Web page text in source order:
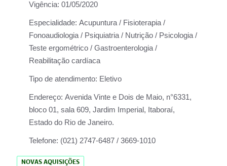
Vigência: 01/05/2020
Especialidade: Acupuntura / Fisioterapia /
Fonoaudiologia / Psiquiatria / Nutrição / Psicologia /
Teste ergométrico / Gastroenterologia /
Reabilitação cardíaca
Tipo de atendimento: Eletivo
Endereço: Avenida Vinte e Dois de Maio, n°6331,
bloco 01, sala 609, Jardim Imperial, Itaboraí,
Estado do Rio de Janeiro.
Telefone: (021) 2747-6487 / 3669-1010
NOVAS AQUISIÇÕES